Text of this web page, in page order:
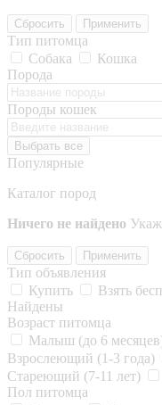
Сбросить Применить
Тип питомца
Собака
Кошка
Порода
Породы кошек
Выбрать все
Популярные
Каталог пород
Ничего не найдено
Сбросить Применить
Тип объявления
Купить
Взять
Найдены
Возраст питомца
Малыш (до 6
Взрослеющий (1-3 года)
Стареющий (7-11 лет)
Пол питомца